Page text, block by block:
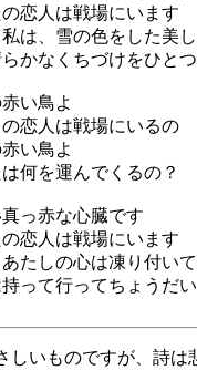
恋人は戦場にいます
は、雪の色をした美
かなくちづけをひとつ
い鳥よ
恋人は戦場にいるの
い鳥よ
何を運んでくるの？
っ赤な心臓です
恋人は戦場にいます
たしの心は凍り付い
って行ってちょうだい
いものですが、詩